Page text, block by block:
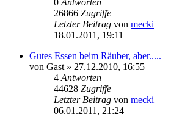
0 Antworten
26866 Zugriffe
Letzter Beitrag von mecki
18.01.2011, 19:11
Gutes Essen beim Räuber, aber.....
von Gast » 27.12.2010, 16:55
4 Antworten
44628 Zugriffe
Letzter Beitrag von mecki
06.01.2011, 21:24